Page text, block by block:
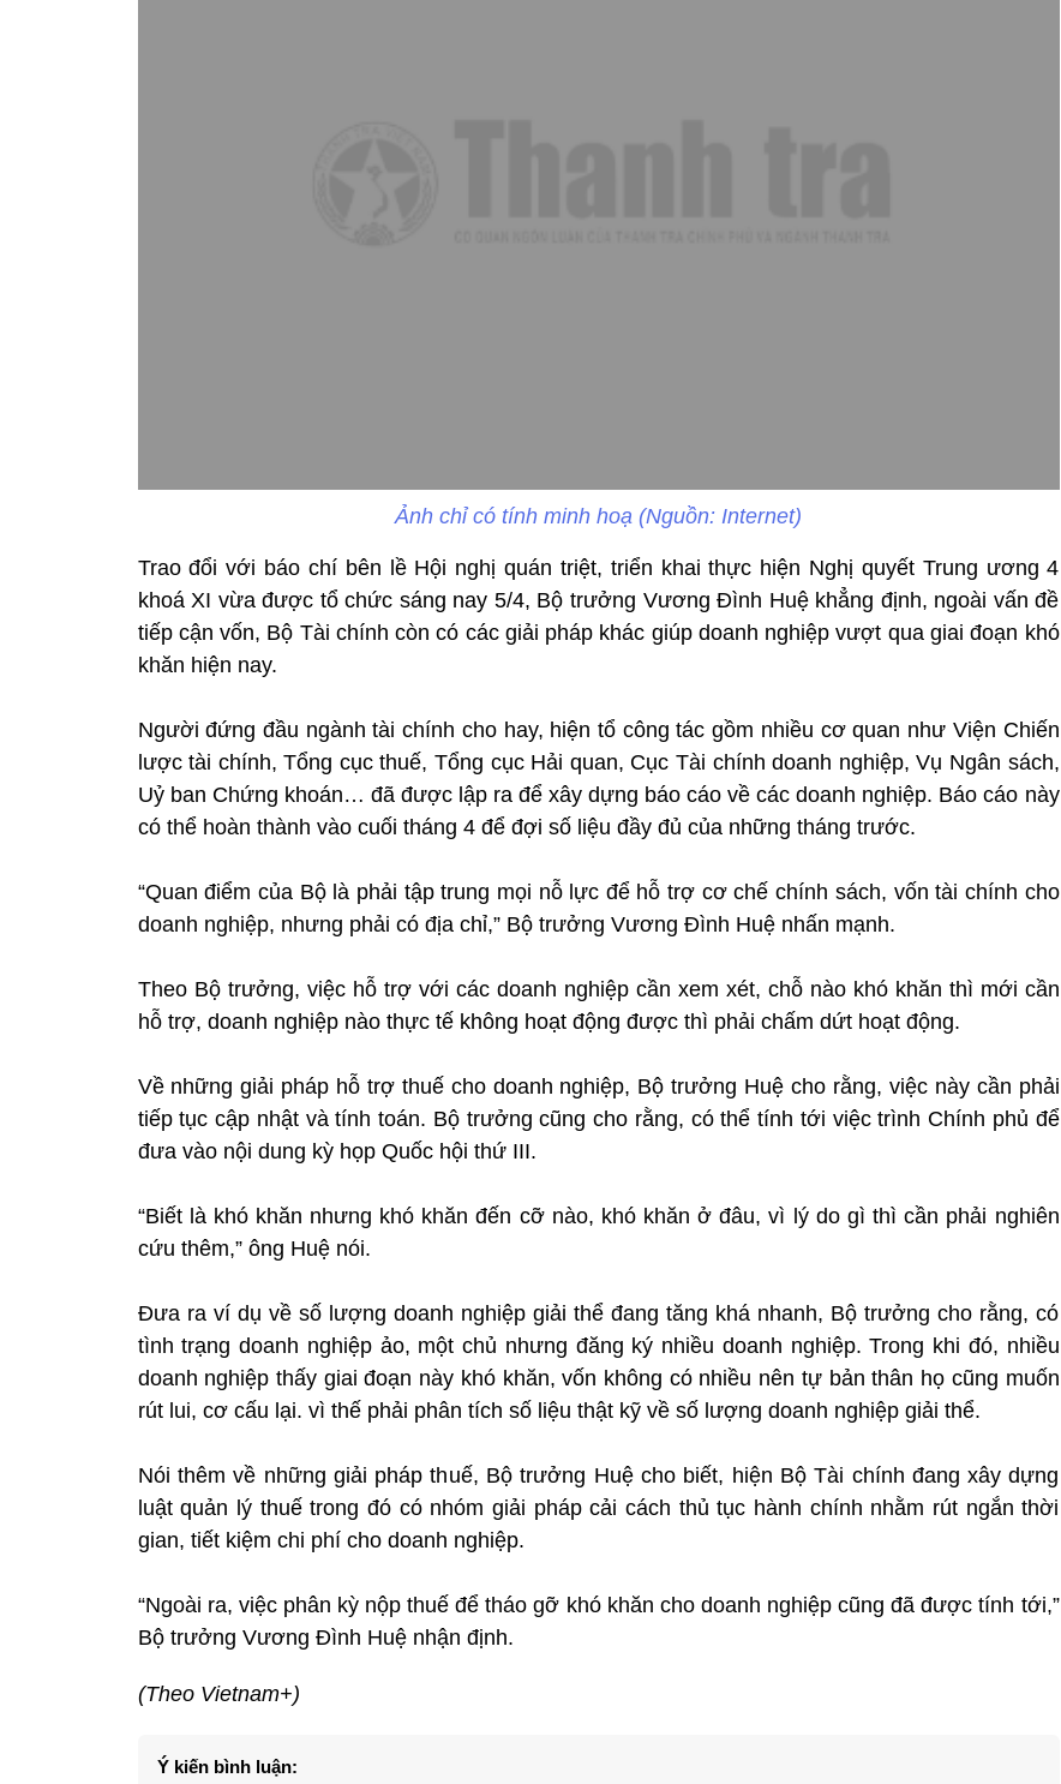
Ảnh chỉ có tính minh hoạ (Nguồn: Internet)
Trao đổi với báo chí bên lề Hội nghị quán triệt, triển khai thực hiện Nghị quyết Trung ương 4
khoá XI vừa được tổ chức sáng nay 5/4, Bộ trưởng Vương Đình Huệ khẳng định, ngoài vấn đề
tiếp cận vốn, Bộ Tài chính còn có các giải pháp khác giúp doanh nghiệp vượt qua giai đoạn khó
khăn hiện nay.
Người đứng đầu ngành tài chính cho hay, hiện tổ công tác gồm nhiều cơ quan như Viện Chiến
lược tài chính, Tổng cục thuế, Tổng cục Hải quan, Cục Tài chính doanh nghiệp, Vụ Ngân sách,
Uỷ ban Chứng khoán… đã được lập ra để xây dựng báo cáo về các doanh nghiệp. Báo cáo này
có thể hoàn thành vào cuối tháng 4 để đợi số liệu đầy đủ của những tháng trước.
“Quan điểm của Bộ là phải tập trung mọi nỗ lực để hỗ trợ cơ chế chính sách, vốn tài chính cho
doanh nghiệp, nhưng phải có địa chỉ,” Bộ trưởng Vương Đình Huệ nhấn mạnh.
Theo Bộ trưởng, việc hỗ trợ với các doanh nghiệp cần xem xét, chỗ nào khó khăn thì mới cần
hỗ trợ, doanh nghiệp nào thực tế không hoạt động được thì phải chấm dứt hoạt động.
Về những giải pháp hỗ trợ thuế cho doanh nghiệp, Bộ trưởng Huệ cho rằng, việc này cần phải
tiếp tục cập nhật và tính toán. Bộ trưởng cũng cho rằng, có thể tính tới việc trình Chính phủ để
đưa vào nội dung kỳ họp Quốc hội thứ III.
“Biết là khó khăn nhưng khó khăn đến cỡ nào, khó khăn ở đâu, vì lý do gì thì cần phải nghiên
cứu thêm,” ông Huệ nói.
Đưa ra ví dụ về số lượng doanh nghiệp giải thể đang tăng khá nhanh, Bộ trưởng cho rằng, có
tình trạng doanh nghiệp ảo, một chủ nhưng đăng ký nhiều doanh nghiệp. Trong khi đó, nhiều
doanh nghiệp thấy giai đoạn này khó khăn, vốn không có nhiều nên tự bản thân họ cũng muốn
rút lui, cơ cấu lại. vì thế phải phân tích số liệu thật kỹ về số lượng doanh nghiệp giải thể.
Nói thêm về những giải pháp thuế, Bộ trưởng Huệ cho biết, hiện Bộ Tài chính đang xây dựng
luật quản lý thuế trong đó có nhóm giải pháp cải cách thủ tục hành chính nhằm rút ngắn thời
gian, tiết kiệm chi phí cho doanh nghiệp.
“Ngoài ra, việc phân kỳ nộp thuế để tháo gỡ khó khăn cho doanh nghiệp cũng đã được tính tới,”
Bộ trưởng Vương Đình Huệ nhận định.
(Theo Vietnam+)
Ý kiến bình luận: